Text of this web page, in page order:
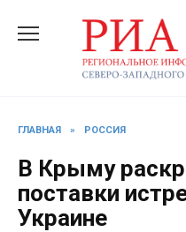
содержанию
ГЛАВНАЯ » РОССИЯ
В Крыму
поставки
Украине